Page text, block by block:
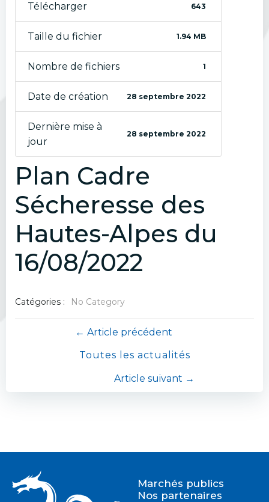
Télécharger 643
Taille du fichier 1.94 MB
Nombre de fichiers 1
Date de création 28 septembre 2022
Dernière mise à
jour
28 septembre 2022
Plan Cadre
Sécheresse des
Hautes-Alpes du
16/08/2022
Catégories : No Category
Navigation
de
l’article
← Article précédent
Toutes les actualités
Navigation
Article suivant →
Marchés publics
Nos partenaires